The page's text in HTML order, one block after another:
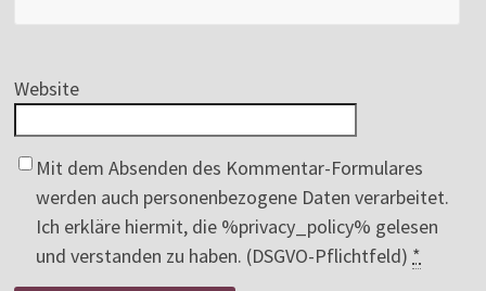
Website
Mit dem Absenden des Kommentar-Formulares
werden auch personenbezogene Daten verarbeitet.
Ich erkläre hiermit, die %privacy_policy% gelesen
und verstanden zu haben. (DSGVO-Pflichtfeld) *